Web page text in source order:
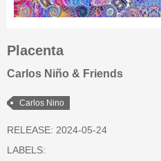
Placenta
Carlos Niño & Friends
Carlos Nino
RELEASE: 2024-05-24
LABELS: